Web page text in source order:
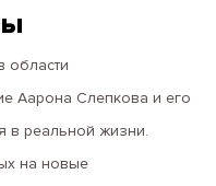
области
Аарона Слепкова и его
в реальной жизни.
на новые